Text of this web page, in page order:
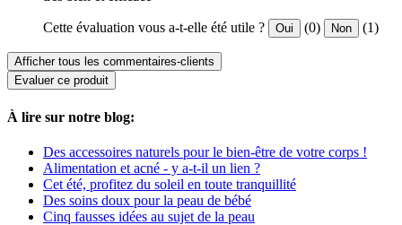
Cette évaluation vous a-t-elle été utile ? Oui (0) Non (1)
Afficher tous les commentaires-clients
Evaluer ce produit
À lire sur notre blog:
Des accessoires naturels pour le bien-être de votre corps !
Alimentation et acné - y a-t-il un lien ?
Cet été, profitez du soleil en toute tranquillité
Des soins doux pour la peau de bébé
Cinq fausses idées au sujet de la peau